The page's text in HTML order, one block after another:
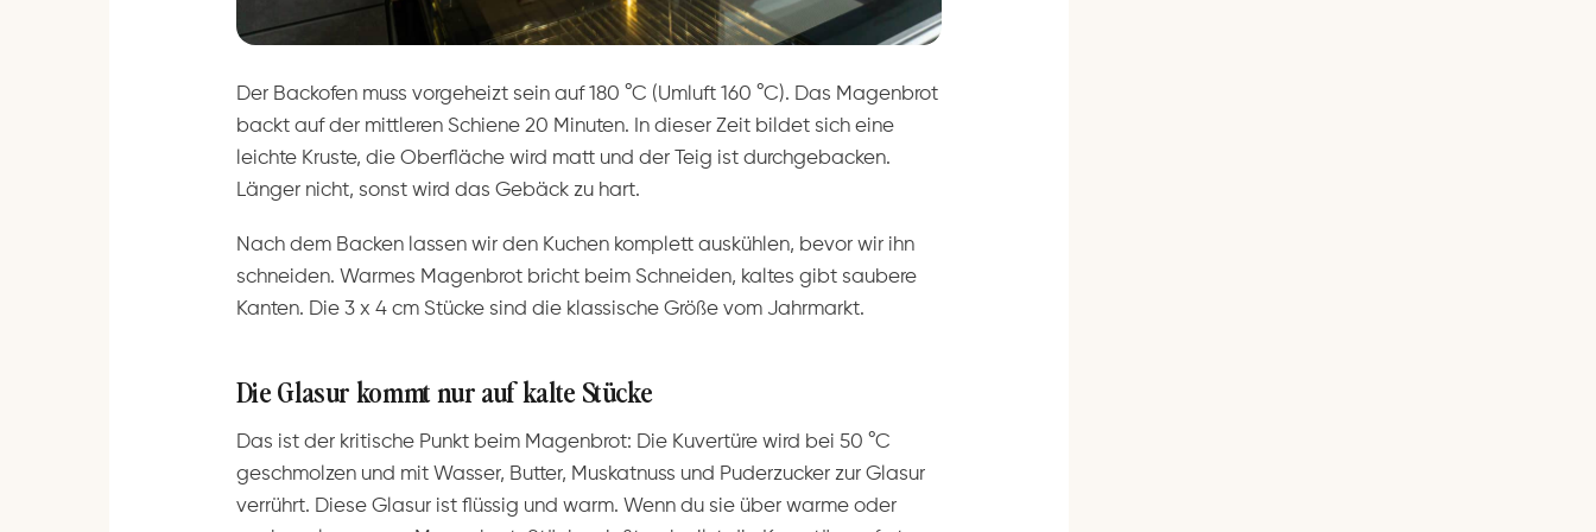
Der Backofen muss vorgeheizt sein auf 180 °C (Umluft 160 °C). Das Magenbrot
backt auf der mittleren Schiene 20 Minuten. In dieser Zeit bildet sich eine
leichte Kruste, die Oberfläche wird matt und der Teig ist durchgebacken.
Länger nicht, sonst wird das Gebäck zu hart.
Nach dem Backen lassen wir den Kuchen komplett auskühlen, bevor wir ihn
schneiden. Warmes Magenbrot bricht beim Schneiden, kaltes gibt saubere
Kanten. Die 3 x 4 cm Stücke sind die klassische Größe vom Jahrmarkt.
Die Glasur kommt nur auf kalte Stücke
Das ist der kritische Punkt beim Magenbrot: Die Kuvertüre wird bei 50 °C
geschmolzen und mit Wasser, Butter, Muskatnuss und Puderzucker zur Glasur
verrührt. Diese Glasur ist flüssig und warm. Wenn du sie über warme oder